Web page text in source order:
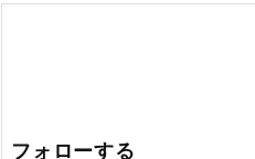
フォローする